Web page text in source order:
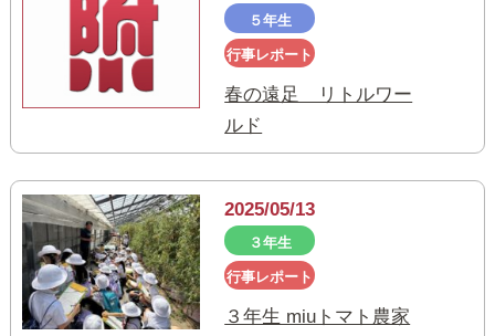
５年生
行事レポート
春の遠足 リトルワー
ルド
2025/05/13
３年生
行事レポート
３年生 miuトマト農家